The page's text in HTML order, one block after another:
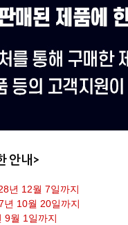
안내>
년 12월 7일까지
10월 20일까지
9월 1일까지